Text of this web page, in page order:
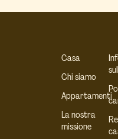
Casa
Chi siamo
Appartamenti
La nostra
missione